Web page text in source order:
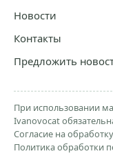
Новости
Контакты
Предложить
При использовании
Ivanovocat
Согласие на
Политика обработки